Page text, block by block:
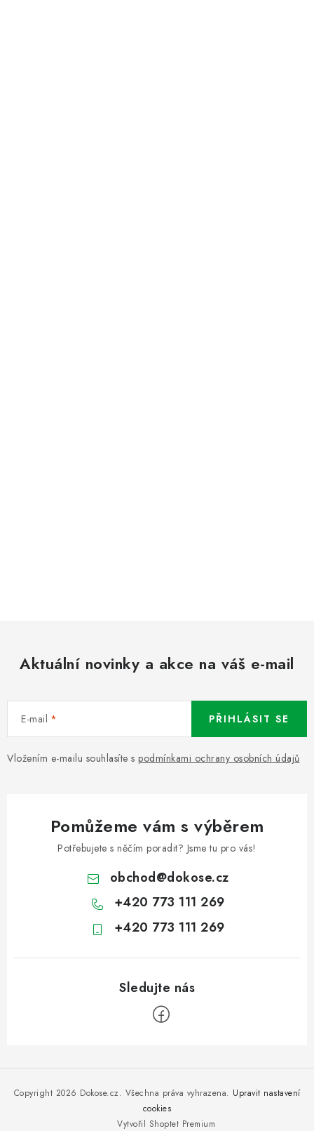
Aktuální novinky a akce na váš e-mail
E-mail
Vložením e-mailu souhlasíte s podmínkami ochrany osobních údajů
PŘIHLÁSIT SE
Pomůžeme vám s výběrem
Potřebujete s něčím poradit? Jsme tu pro vás!
obchod@dokose.cz
+420 773 111 269
+420 773 111 269
Vytvořil Shoptet Premium
Copyright 2026 Dokose.cz. Všechna práva vyhrazena. Upravit nastavení
cookies